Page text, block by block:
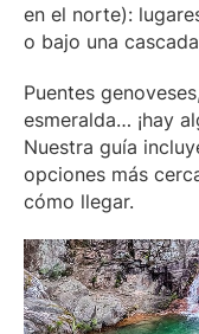
en el norte):
o bajo una
Puentes
esmeralda… ¡hay
Nuestra guía
opciones más
cómo llegar.